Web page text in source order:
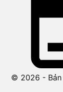
© 2026 - Bản